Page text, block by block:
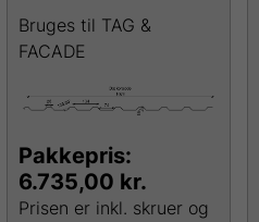
Bruges til TAG &
FACADE
Pakkepris:
6.735,00 kr.
Prisen er inkl. skruer og